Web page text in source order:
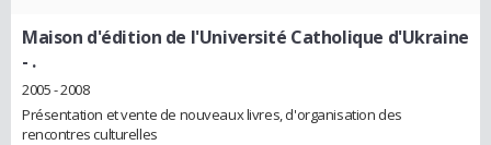
Maison d'édition de l'Université Catholique d'Ukraine
- .
2005 - 2008
Présentation et vente de nouveaux livres, d'organisation des
rencontres culturelles